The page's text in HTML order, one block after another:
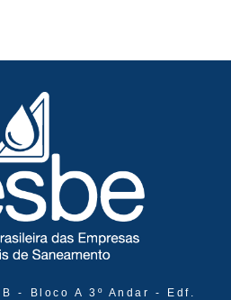
- Bloco A 3º Andar - Edf.